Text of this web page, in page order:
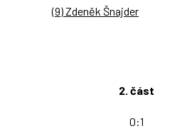
(9) Zdeněk Šnajder
2. část
0:1